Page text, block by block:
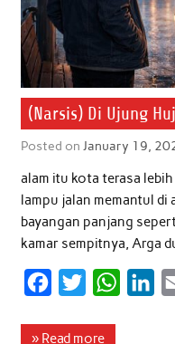
(Narsis) Di Ujung
Posted on January 19,
alam itu kota terasa
lampu jalan memantul di
bayangan panjang
kamar sempitnya, Arga
c
i
W
» Read more